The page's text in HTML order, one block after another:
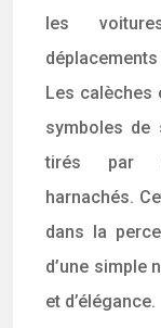
les
Les calèches
symboles de
tirés par
harnachés.
dans la
d’une simple
et d’élégance.